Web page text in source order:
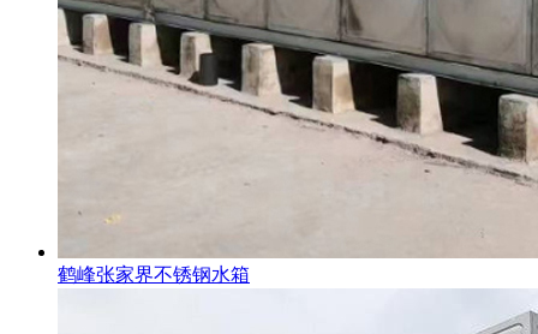
鹤峰张家界不锈钢水箱